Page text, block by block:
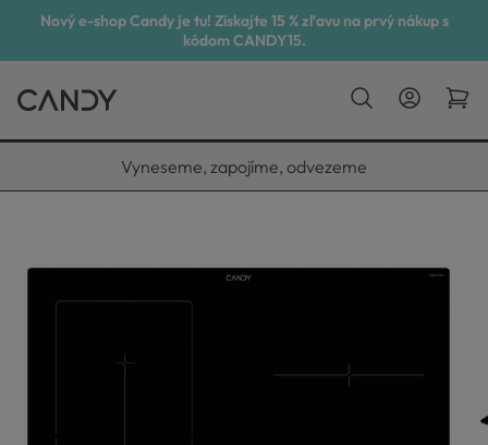
Nový e-shop Candy je tu! Získajte 15 % zľavu na prvý nákup s
kódom CANDY15.
Vyneseme, zapojíme, odvezeme